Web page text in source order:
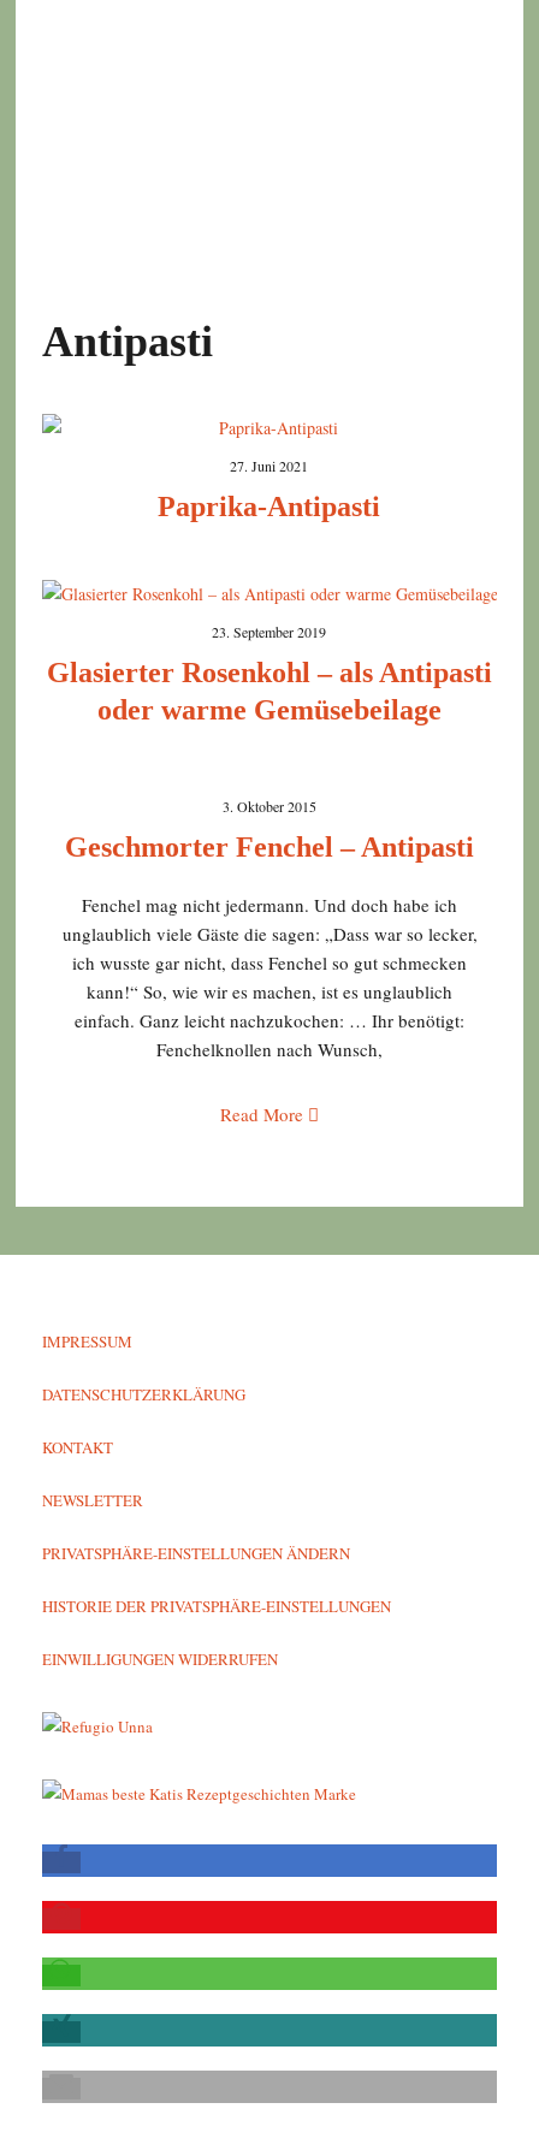
Antipasti
27. Juni 2021
Paprika-Antipasti
23. September 2019
Glasierter Rosenkohl – als Antipasti
oder warme Gemüsebeilage
3. Oktober 2015
Geschmorter Fenchel – Antipasti
Fenchel mag nicht jedermann. Und doch habe ich
unglaublich viele Gäste die sagen: „Dass war so lecker,
ich wusste gar nicht, dass Fenchel so gut schmecken
kann!“ So, wie wir es machen, ist es unglaublich
einfach. Ganz leicht nachzukochen: … Ihr benötigt:
Fenchelknollen nach Wunsch,
Read More
IMPRESSUM
DATENSCHUTZERKLÄRUNG
KONTAKT
NEWSLETTER
PRIVATSPHÄRE-EINSTELLUNGEN ÄNDERN
HISTORIE DER PRIVATSPHÄRE-EINSTELLUNGEN
EINWILLIGUNGEN WIDERRUFEN